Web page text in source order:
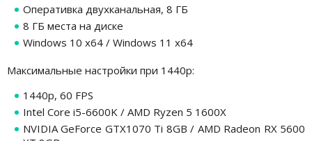
Оперативка двухканальная, 8 ГБ
8 ГБ места на диске
Windows 10 x64 / Windows 11 x64
Максимальные настройки при 1440р:
1440p, 60 FPS
Intel Core i5-6600K / AMD Ryzen 5 1600X
NVIDIA GeForce GTX1070 Ti 8GB / AMD Radeon RX 5600